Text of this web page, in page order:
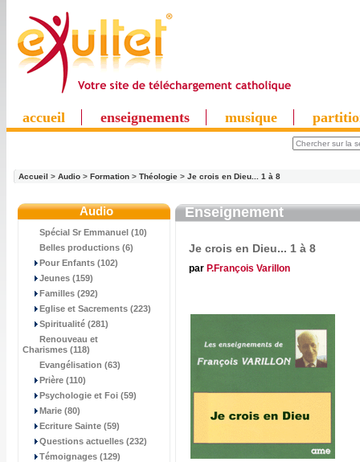
accueil enseignements musique
Accueil > Audio > Formation > Théologie > Je crois en Dieu... 1 à 8
Audio
Spécial Sr Emmanuel (10)
Belles productions (6)
Pour Enfants (102)
Jeunes (159)
Familles (292)
Eglise et Sacrements (223)
Spiritualité (281)
Renouveau et
Charismes (118)
Evangélisation (63)
Prière (110)
Psychologie et Foi (59)
Marie (80)
Ecriture Sainte (59)
Questions actuelles (232)
Témoignages (129)
Enseignement
Je crois en Dieu... 1 à 8
par P.François Varillon